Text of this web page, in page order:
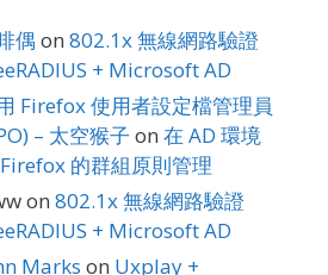
偶 on 802.1x 無線網路驗證
+ Microsoft AD
Firefox 使用者設定檔管理員
– 太空猴子 on 在 AD 環境
的群組原則管理
on 802.1x 無線網路驗證
+ Microsoft AD
Marks on Uxplay +